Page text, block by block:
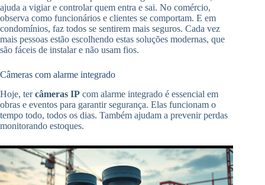
ajuda a vigiar e controlar quem entra e sai. No comércio,
observa como funcionários e clientes se comportam. E em
condomínios, faz todos se sentirem mais seguros. Cada vez
mais pessoas estão escolhendo estas soluções modernas, que
são fáceis de instalar e não usam fios.
Câmeras com alarme integrado
Hoje, tercâmeras IP com alarme integrado é essencial em
obras e eventos para garantir segurança. Elas funcionam o
tempo todo, todos os dias. Também ajudam a prevenir perdas
monitorando estoques.